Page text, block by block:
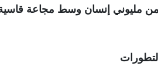
من مليوني إنسان وسط مجاعة